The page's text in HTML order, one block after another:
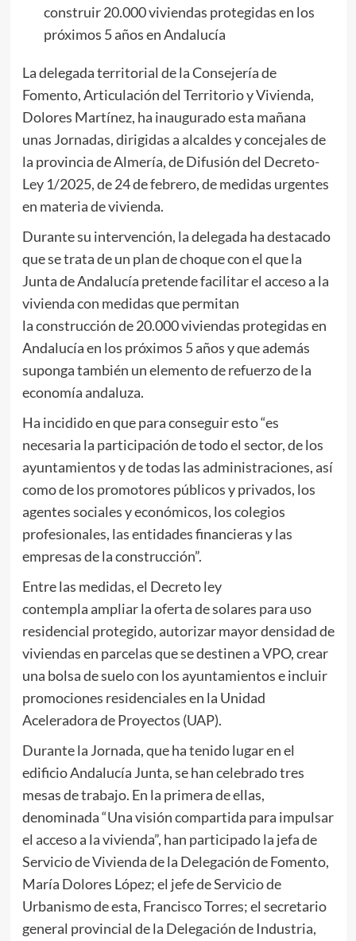
construir 20.000 viviendas protegidas en los
próximos 5 años en Andalucía
La delegada territorial de la Consejería de
Fomento, Articulación del Territorio y Vivienda,
Dolores Martínez, ha inaugurado esta mañana
unas Jornadas, dirigidas a alcaldes y concejales de
la provincia de Almería, de Difusión del Decreto-
Ley 1/2025, de 24 de febrero, de medidas urgentes
en materia de vivienda.
Durante su intervención, la delegada ha destacado
que se trata de un plan de choque con el que la
Junta de Andalucía pretende facilitar el acceso a la
vivienda con medidas que permitan
la construcción de 20.000 viviendas protegidas en
Andalucía en los próximos 5 años y que además
suponga también un elemento de refuerzo de la
economía andaluza.
Ha incidido en que para conseguir esto “es
necesaria la participación de todo el sector, de los
ayuntamientos y de todas las administraciones, así
como de los promotores públicos y privados, los
agentes sociales y económicos, los colegios
profesionales, las entidades financieras y las
empresas de la construcción”.
Entre las medidas, el Decreto ley
contempla ampliar la oferta de solares para uso
residencial protegido, autorizar mayor densidad de
viviendas en parcelas que se destinen a VPO, crear
una bolsa de suelo con los ayuntamientos e incluir
promociones residenciales en la Unidad
Aceleradora de Proyectos (UAP).
Durante la Jornada, que ha tenido lugar en el
edificio Andalucía Junta, se han celebrado tres
mesas de trabajo. En la primera de ellas,
denominada “Una visión compartida para impulsar
el acceso a la vivienda”, han participado la jefa de
Servicio de Vivienda de la Delegación de Fomento,
María Dolores López; el jefe de Servicio de
Urbanismo de esta, Francisco Torres; el secretario
general provincial de la Delegación de Industria,